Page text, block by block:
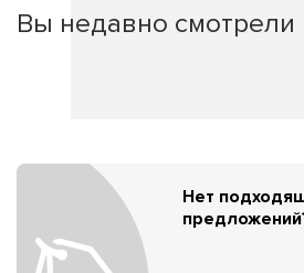
Вы недавно смотрели
Нет